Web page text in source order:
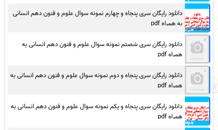
دانلود رایگان سری پنجاه و چهارم نمونه سوال علوم و فنون دهم انسانی
به همراه pdf
دانلود رایگان سری شصتم نمونه سوال علوم و فنون دهم انسانی به
همراه pdf
دانلود رایگان سری پنجاه و دوم نمونه سوال علوم و فنون دهم انسانی به
همراه pdf
دانلود رایگان سری پنجاه و یکم نمونه سوال علوم و فنون دهم انسانی به
همراه pdf